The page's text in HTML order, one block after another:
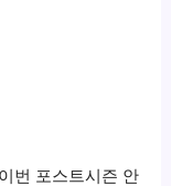
번 포스트시즌 안